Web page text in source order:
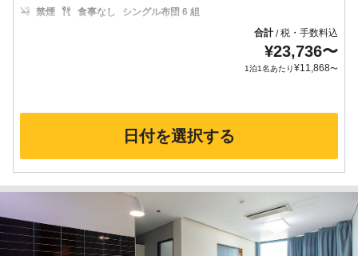
禁煙 食事なし
シングル布団 6 組
合計/税・手数料込
¥23,736〜
1泊1名あたり¥11,868〜
日付を選択する